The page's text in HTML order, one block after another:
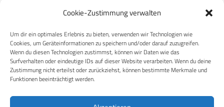
Cookie-Zustimmung verwalten
Um dir ein optimales Erlebnis zu bieten, verwenden wir Technologien wie
Cookies, um Geräteinformationen zu speichern und/oder darauf zuzugreifen.
Wenn du diesen Technologien zustimmst, können wir Daten wie das
Surfverhalten oder eindeutige IDs auf dieser Website verarbeiten. Wenn du deine
Zustimmung nicht erteilst oder zurückziehst, können bestimmte Merkmale und
Funktionen beeinträchtigt werden.
RECHTLICHES
Datenschutzerklärung
Cookie-Richtlinie (EU)